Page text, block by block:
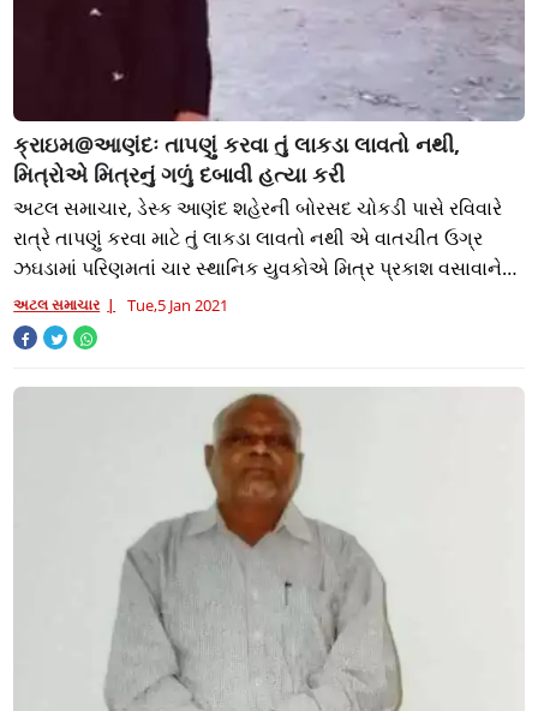
ક્રાઇમ@આણંદઃ તાપણું કરવા તું લાકડા લાવતો નથી,
મિત્રોએ મિત્રનું ગળું દબાવી હત્યા કરી
અટલ સમાચાર, ડેસ્ક આણંદ શહેરની બોરસદ ચોકડી પાસે રવિવારે
રાત્રે તાપણું કરવા માટે તું લાકડા લાવતો નથી એ વાતચીત ઉગ્ર
ઝઘડામાં પરિણમતાં ચાર સ્થાનિક યુવકોએ મિત્ર પ્રકાશ વસાવાને
અપશબ્દ બોલી માર મારી તેનું ગળ
અટલ સમાચાર Tue,5 Jan 2021